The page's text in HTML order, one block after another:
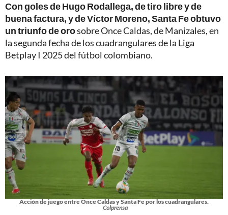
Con goles de Hugo Rodallega, de tiro libre y de
buena factura, y de Víctor Moreno, Santa Fe obtuvo
un triunfo de orosobre Once Caldas, de Manizales, en
la segunda fecha de los cuadrangulares de la Liga
Betplay I 2025 del fútbol colombiano.
Acción de juego entre Once Caldas y Santa Fe por los cuadrangulares.
Colprensa